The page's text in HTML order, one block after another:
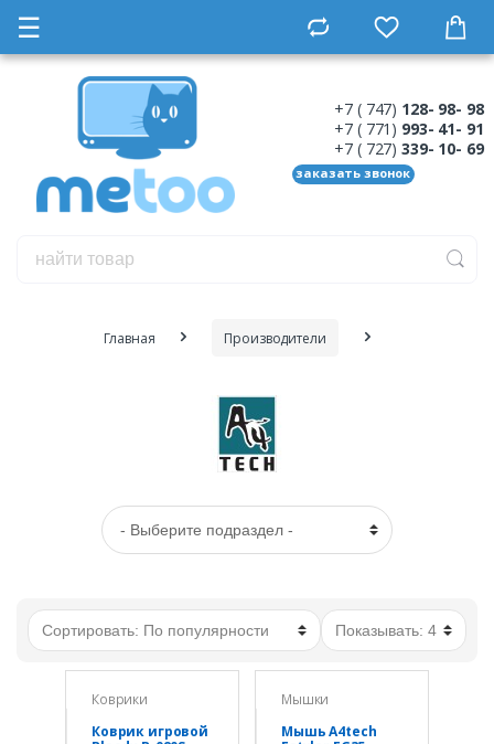
☰
+7 ( 747) 128- 98- 98
+7 ( 771) 993- 41- 91
+7 ( 727) 339- 10- 69
заказать звонок
Главная Производители
Коврики
Коврик игровой
Мышки
Мышь A4tech